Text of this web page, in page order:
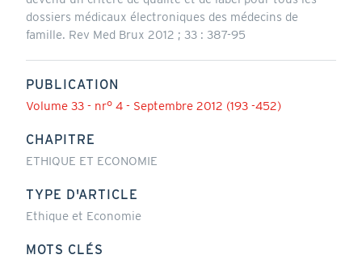
dossiers médicaux électroniques des médecins de
famille. Rev Med Brux 2012 ; 33 : 387-95
PUBLICATION
Volume 33 - nr° 4 - Septembre 2012 (193 -452)
CHAPITRE
ETHIQUE ET ECONOMIE
TYPE D'ARTICLE
Ethique et Economie
MOTS CLÉS